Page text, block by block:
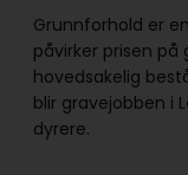
Grunnforhold er
påvirker prisen på
hovedsakelig
blir gravejobben i
dyrere.